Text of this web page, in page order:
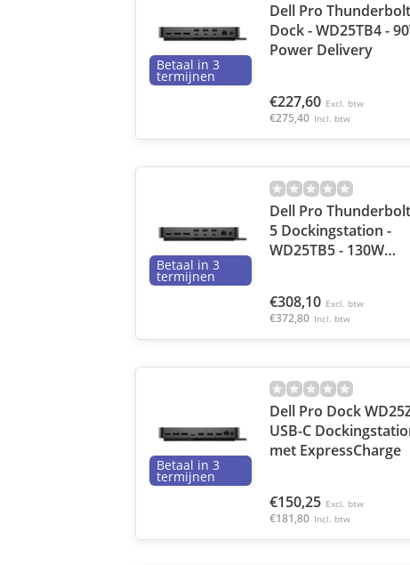
Betaal in 3
termijnen
Dell Pro
Dock - WD25TB4 -
Power Delivery
€227,60 Excl. btw
€275,40 Incl. btw
Betaal in 3
termijnen
Dell Pro Thunderbolt
5 Dockingstation -
WD25TB5 - 130W
€308,10 Excl. btw
€372,80 Incl. btw
Betaal in 3
termijnen
Dell Pro Dock
USB-C
met ExpressCharge
€150,25 Excl. btw
€181,80 Incl. btw